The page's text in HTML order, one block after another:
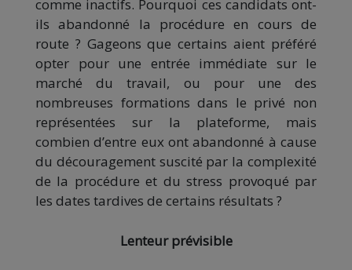
comme inactifs. Pourquoi ces candidats ont-
ils abandonné la procédure en cours de
route ? Gageons que certains aient préféré
opter pour une entrée immédiate sur le
marché du travail, ou pour une des
nombreuses formations dans le privé non
représentées sur la plateforme, mais
combien d’entre eux ont abandonné à cause
du découragement suscité par la complexité
de la procédure et du stress provoqué par
les dates tardives de certains résultats ?
Lenteur prévisible